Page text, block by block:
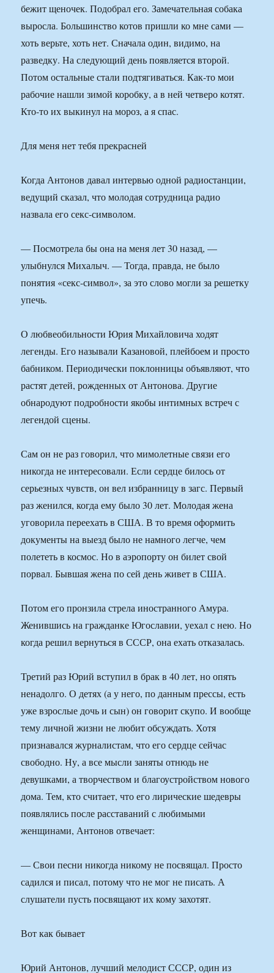
бежит щеночек. Подобрал его. Замечательная собака
выросла. Большинство котов пришли ко мне сами —
хоть верьте, хоть нет. Сначала один, видимо, на
разведку. На следующий день появляется второй.
Потом остальные стали подтягиваться. Как-то мои
рабочие нашли зимой коробку, а в ней четверо котят.
Кто-то их выкинул на мороз, а я спас.
Для меня нет тебя прекрасней
Когда Антонов давал интервью одной радиостанции,
ведущий сказал, что молодая сотрудница радио
назвала его секс-символом.
— Посмотрела бы она на меня лет 30 назад, —
улыбнулся Михалыч. — Тогда, правда, не было
понятия «секс-символ», за это слово могли за решетку
упечь.
О любвеобильности Юрия Михайловича ходят
легенды. Его называли Казановой, плейбоем и просто
бабником. Периодически поклонницы объявляют, что
растят детей, рожденных от Антонова. Другие
обнародуют подробности якобы интимных встреч с
легендой сцены.
Сам он не раз говорил, что мимолетные связи его
никогда не интересовали. Если сердце билось от
серьезных чувств, он вел избранницу в загс. Первый
раз женился, когда ему было 30 лет. Молодая жена
уговорила переехать в США. В то время оформить
документы на выезд было не намного легче, чем
полететь в космос. Но в аэропорту он билет свой
порвал. Бывшая жена по сей день живет в США.
Потом его пронзила стрела иностранного Амура.
Женившись на гражданке Югославии, уехал с нею. Но
когда решил вернуться в СССР, она ехать отказалась.
Третий раз Юрий вступил в брак в 40 лет, но опять
ненадолго. О детях (а у него, по данным прессы, есть
уже взрослые дочь и сын) он говорит скупо. И вообще
тему личной жизни не любит обсуждать. Хотя
признавался журналистам, что его сердце сейчас
свободно. Ну, а все мысли заняты отнюдь не
девушками, а творчеством и благоустройством нового
дома. Тем, кто считает, что его лирические шедевры
появлялись после расставаний с любимыми
женщинами, Антонов отвечает:
— Свои песни никогда никому не посвящал. Просто
садился и писал, потому что не мог не писать. А
слушатели пусть посвящают их кому захотят.
Вот как бывает
Юрий Антонов, лучший мелодист СССР, один из